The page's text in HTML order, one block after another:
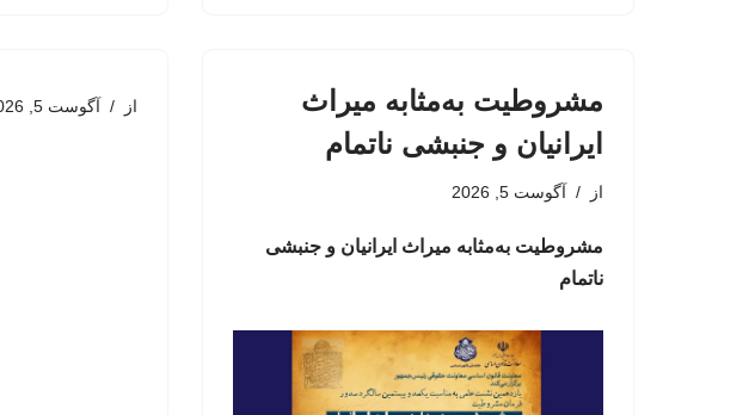
مشروطیت به‌مثابه میراث
ایرانیان و جنبشی ناتمام
از آگوست 5, 2026
مشروطیت به‌مثابه میراث ایرانیان و جنبشی
ناتمام
از آگوست 5, 2026